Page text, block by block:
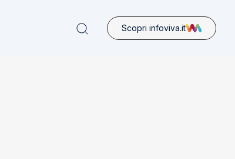
Scopri infoviva.it